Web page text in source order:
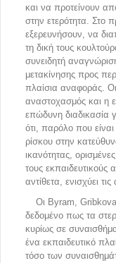
και να προτείνουν
στην ετερότητα. Στο
εξερευνήσουν, να
τη δική τους
συνειδητή
μετακίνησης προς
πλαίσια αναφοράς.
αναστοχασμός και η
επώδυνη διαδικασία
ότι, παρόλο που
ρίσκου στην
ικανότητας,
τους εκπαιδευτικούς
αντίθετα, ενισχύει
Οι Byram,
δεδομένο πως τα
κυρίως σε
ένα εκπαιδευτικό
τόσο των